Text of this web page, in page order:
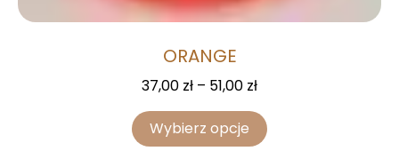
ORANGE
37,00 zł – 51,00 zł
Wybierz opcje